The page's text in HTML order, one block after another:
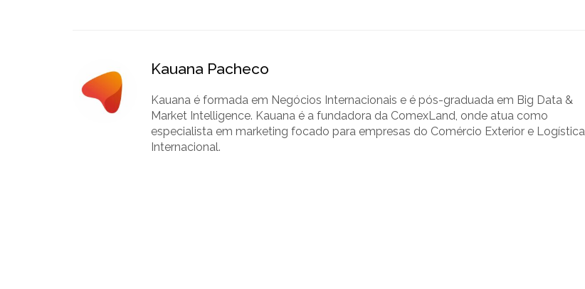
Kauana Pacheco
Kauana é formada em Negócios Internacionais e é pós-graduada em Big Data &
Market Intelligence. Kauana é a fundadora da ComexLand, onde atua como
especialista em marketing focado para empresas do Comércio Exterior e Logística
Internacional.